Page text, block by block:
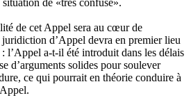
de «très confuse».
de cet Appel sera au cœur de
d’Appel devra en premier lieu
l’Appel a-t-il été introduit dans les délais
d’arguments solides pour soulever
ce qui pourrait en théorie conduire à